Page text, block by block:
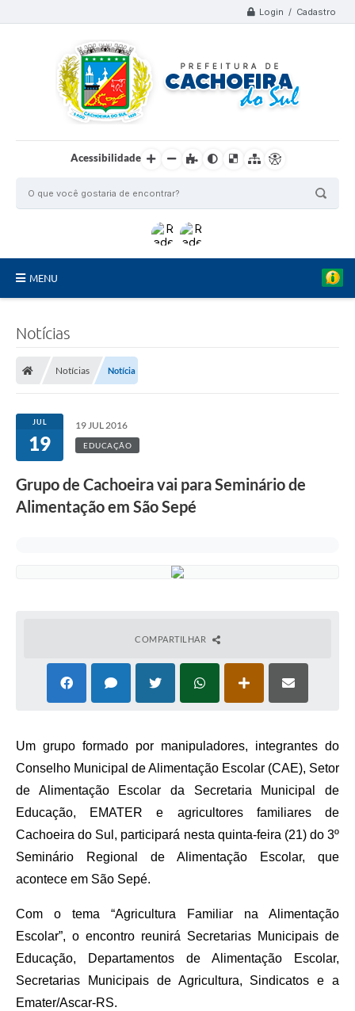
Login / Cadastro
Acessibilidade
MENU
Conselhos Municipais
Serviços on-line
Turismo
A Prefeitura
Arquivos para Download
Gabinetes e Secretarias
Editais
Serviços Online
Telefones Úteis
Agenda
Notícias
Notícias Notícia
JUL
19
19 JUL 2016
EDUCAÇÃO
Grupo de Cachoeira vai para Seminário de
Alimentação em São Sepé
COMPARTILHAR
Um grupo formado por manipuladores, integrantes do
Conselho Municipal de Alimentação Escolar (CAE), Setor
de Alimentação Escolar da Secretaria Municipal de
Educação, EMATER e agricultores familiares de
Cachoeira do Sul, participará nesta quinta-feira (21) do 3º
Seminário Regional de Alimentação Escolar, que
acontece em São Sepé.
Com o tema “Agricultura Familiar na Alimentação
Escolar”, o encontro reunirá Secretarias Municipais de
Educação, Departamentos de Alimentação Escolar,
Secretarias Municipais de Agricultura, Sindicatos e a
Emater/Ascar-RS.